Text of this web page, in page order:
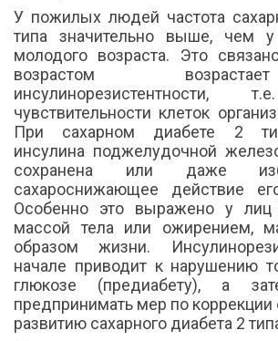
У пожилых людей частота
типа значительно выше, чем
молодого возраста. Это
возрастом
инсулинорезистентности,
чувствительности клеток
При сахарном диабете 2
инсулина поджелудочной
сохранена или даже
сахароснижающее действие
Особенно это выражено у лиц
массой тела или ожирением,
образом жизни.
начале приводит к нарушению
глюкозе (предиабету), а
предпринимать мер по коррекции
развитию сахарного диабета 2